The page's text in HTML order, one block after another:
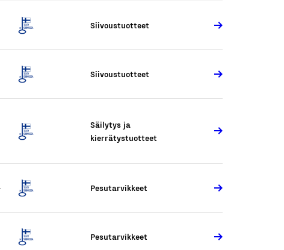
Siivoustuotteet
Siivoustuotteet
Säilytys ja
kierrätystuotteet
Pesutarvikkeet
Pesutarvikkeet